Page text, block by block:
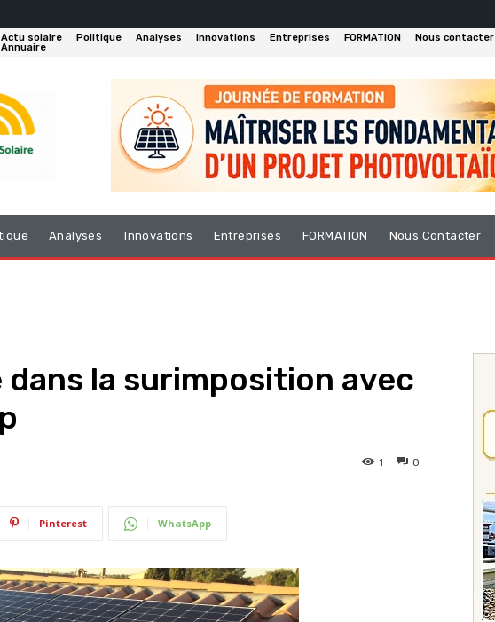
Actu solaire Politique Analyses Innovations Entreprises FORMATION
Nous contacter
Annuaire
Analyses Innovations Entreprises FORMATION Nous Contacter
dans la surimposition avec
0
1
Pinterest WhatsApp